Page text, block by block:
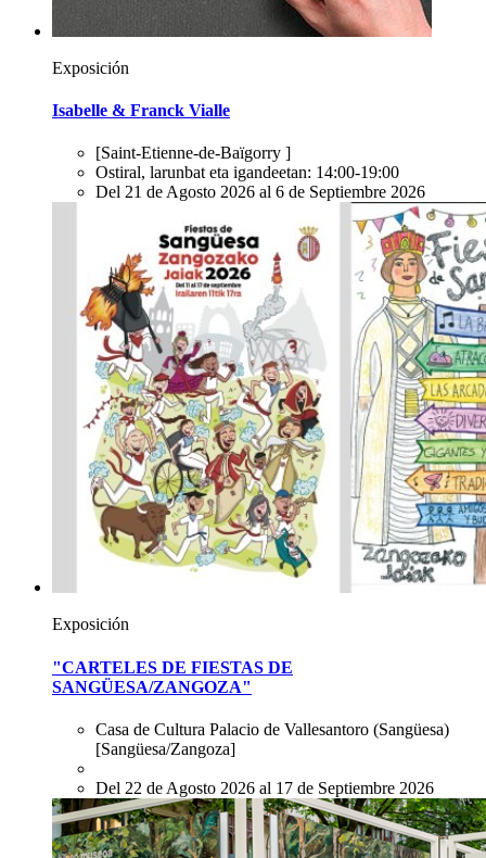
Exposición
Isabelle & Franck Vialle
[Saint-Etienne-de-Baïgorry ]
Ostiral, larunbat eta igandeetan: 14:00-19:00
Del 21 de Agosto 2026 al 6 de Septiembre 2026
Exposición
"CARTELES DE FIESTAS DE
SANGÜESA/ZANGOZA"
Casa de Cultura Palacio de Vallesantoro (Sangüesa)
[Sangüesa/Zangoza]
Del 22 de Agosto 2026 al 17 de Septiembre 2026